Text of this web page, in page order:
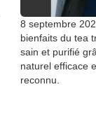
8 septembre
bienfaits du tea
sain et purifié
naturel efficace
reconnu.